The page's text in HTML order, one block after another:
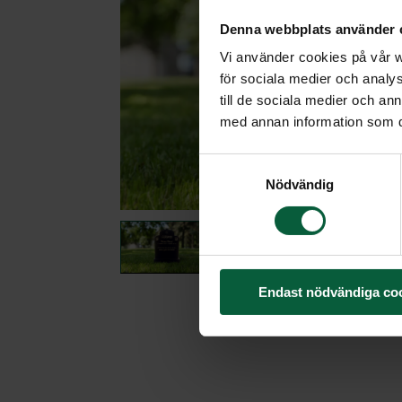
Denna webbplats använder
Vi använder cookies på vår
för sociala medier och
till de sociala medier och
med annan information som
Nödvändig
Endast nödvändiga